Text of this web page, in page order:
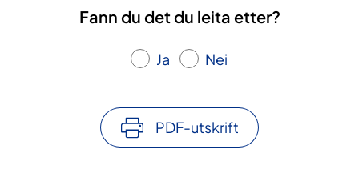
Fann du det du leita etter?
Ja Nei
PDF-utskrift